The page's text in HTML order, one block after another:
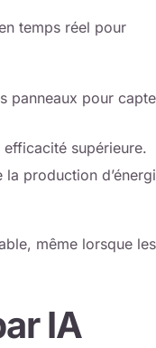
temps réel pour
panneaux pour
supérieure.
production
même lorsque les
IA